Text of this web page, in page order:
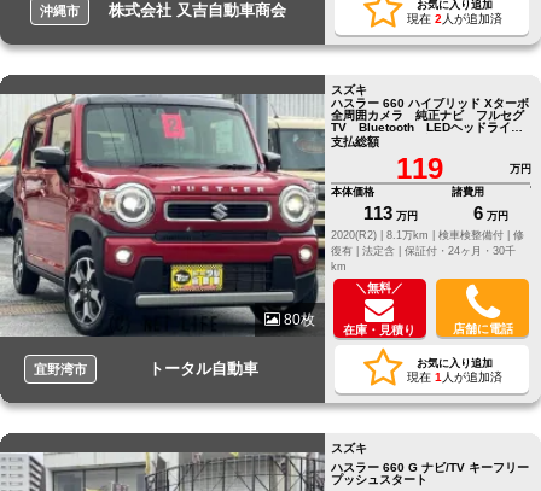
沖縄市 株式会社 又吉自動車商会 お気に入り追加
現在 2 人が追加済
80枚
宜野湾市 トータル自動車
スズキ
ハスラー 660 ハイブリッド Xターボ
全周囲カメラ 純正ナビ フルセグ
TV Bluetooth LEDヘッドライ
ト ステアリングスイッチ
支払総額
119
万円
本体価格
113 万円
諸費用
6 万円
2020(R2) |
8.1万km | 検車検整備付 | 修
復有 | 法定含 | 保証付・24ヶ月・30千
km
＼無料／
在庫・見積り 店舗に電話
お気に入り追加
現在 1 人が追加済
スズキ
ハスラー 660 G ナビ/TV キーフリー
プッシュスタート